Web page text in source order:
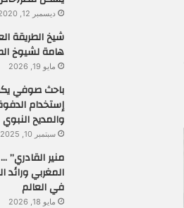
ديسمبر 12, 2020
شيخ الطريقة
هامة لشيوخ
مايو 19, 2026
باحث صوفي
إستخدام
والمديح النبوي
سبتمبر 10, 2025
منير
المغربي ورائد
في العالم
مايو 18, 2026